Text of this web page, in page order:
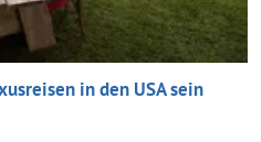
in den USA sein